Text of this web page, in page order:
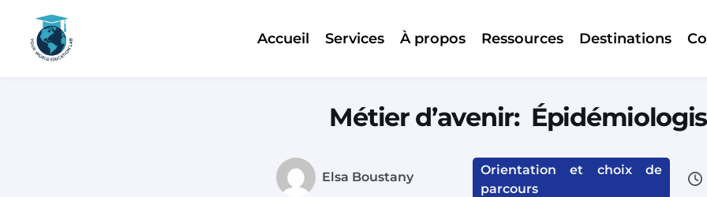
Skip
Accueil Services À propos Ressources Destinations
Métier d’avenir:
Elsa Boustany
Orientation et choix de
parcours